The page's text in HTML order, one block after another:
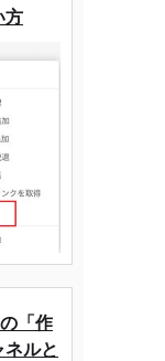
方
「作
ルと